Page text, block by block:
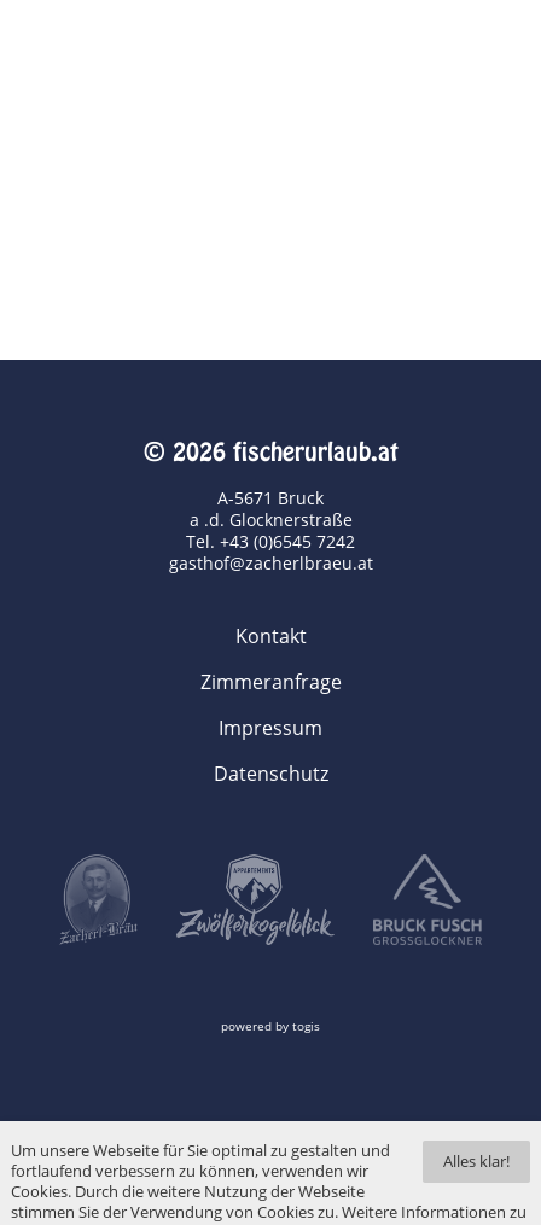
© 2026 fischerurlaub.at
A-5671 Bruck
a .d. Glocknerstraße
Tel. +43 (0)6545 7242
gasthof@zacherlbraeu.at
Kontakt
Zimmeranfrage
Impressum
Datenschutz
powered by togis
Alles klar!
Um unsere Webseite für Sie optimal zu gestalten und
fortlaufend verbessern zu können, verwenden wir
Cookies. Durch die weitere Nutzung der Webseite
stimmen Sie der Verwendung von Cookies zu. Weitere Informationen zu